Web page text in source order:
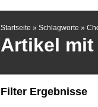
Startseite » Schlagworte »
Artikel
Filter Ergebnisse